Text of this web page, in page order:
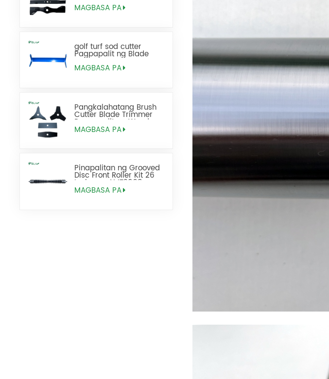
MAGBASA PA
golf turf sod cutter
Pagpapalit ng Blade
MAGBASA PA
Pangkalahatang Brush
Cutter Blade Trimmer
Pagpapalit ng Weed
Eater Blades
MAGBASA PA
Pinapalitan ng Grooved
Disc Front Roller Kit 26
Inch ang AMT2968
BM25318
MAGBASA PA